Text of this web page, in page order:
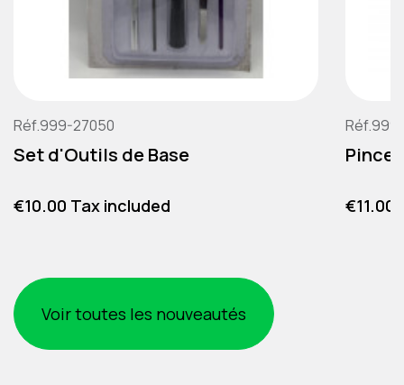
Réf.999-27050
Set d'Outils de Base
Price
€10.00 Tax included
Pince
Price
€11.00
Voir toutes les nouveautés